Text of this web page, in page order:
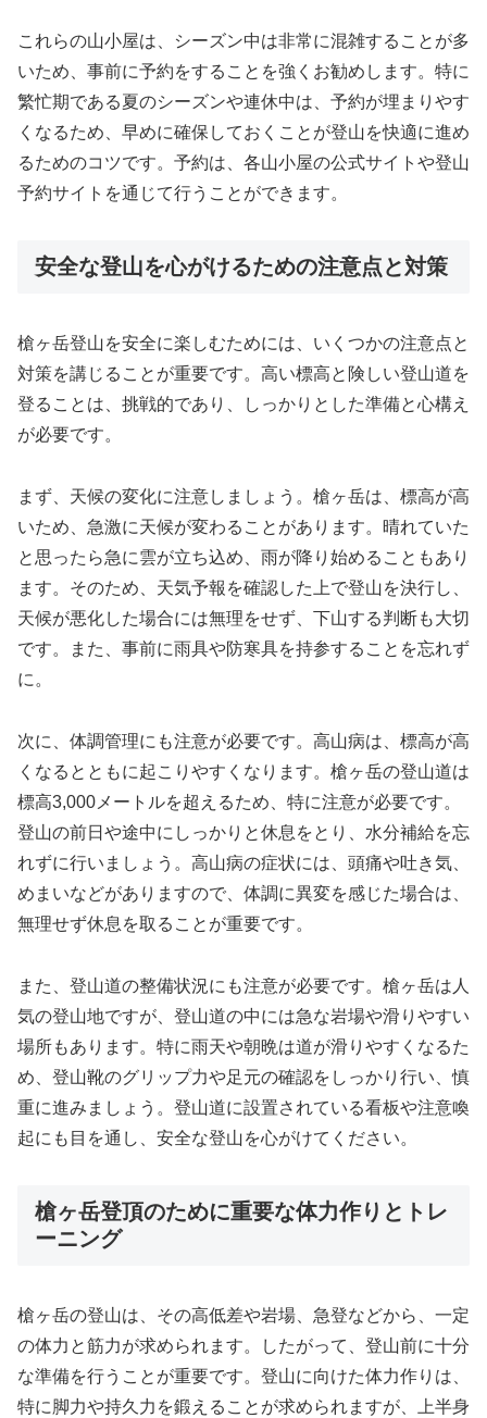
これらの山小屋は、シーズン中は非常に混雑することが多
いため、事前に予約をすることを強くお勧めします。特に
繁忙期である夏のシーズンや連休中は、予約が埋まりやす
くなるため、早めに確保しておくことが登山を快適に進め
るためのコツです。予約は、各山小屋の公式サイトや登山
予約サイトを通じて行うことができます。
安全な登山を心がけるための注意点と対策
槍ヶ岳登山を安全に楽しむためには、いくつかの注意点と
対策を講じることが重要です。高い標高と険しい登山道を
登ることは、挑戦的であり、しっかりとした準備と心構え
が必要です。
まず、天候の変化に注意しましょう。槍ヶ岳は、標高が高
いため、急激に天候が変わることがあります。晴れていた
と思ったら急に雲が立ち込め、雨が降り始めることもあり
ます。そのため、天気予報を確認した上で登山を決行し、
天候が悪化した場合には無理をせず、下山する判断も大切
です。また、事前に雨具や防寒具を持参することを忘れず
に。
次に、体調管理にも注意が必要です。高山病は、標高が高
くなるとともに起こりやすくなります。槍ヶ岳の登山道は
標高3,000メートルを超えるため、特に注意が必要です。
登山の前日や途中にしっかりと休息をとり、水分補給を忘
れずに行いましょう。高山病の症状には、頭痛や吐き気、
めまいなどがありますので、体調に異変を感じた場合は、
無理せず休息を取ることが重要です。
また、登山道の整備状況にも注意が必要です。槍ヶ岳は人
気の登山地ですが、登山道の中には急な岩場や滑りやすい
場所もあります。特に雨天や朝晩は道が滑りやすくなるた
め、登山靴のグリップ力や足元の確認をしっかり行い、慎
重に進みましょう。登山道に設置されている看板や注意喚
起にも目を通し、安全な登山を心がけてください。
槍ヶ岳登頂のために重要な体力作りとトレ
ーニング
槍ヶ岳の登山は、その高低差や岩場、急登などから、一定
の体力と筋力が求められます。したがって、登山前に十分
な準備を行うことが重要です。登山に向けた体力作りは、
特に脚力や持久力を鍛えることが求められますが、上半身